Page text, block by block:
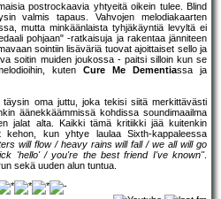
postrockaavia yhtyeitä oikein tulee. Blind
valmis tapaus. Vahvojen melodiakaarten
mutta minkäänlaista tyhjäkäyntiä levyltä ei
pohjaan" -ratkaisuja ja rakentaa jänniteen
sointiin lisäväriä tuovat ajoittaiset sello ja
soitin muiden joukossa - paitsi silloin kun se
kuten Cure Me Dementiassa ja
täysin oma juttu, joka tekisi siitä merkittävästi
äänekkäämmissä kohdissa soundimaailma
jalat alta. Kaikki tämä kritiikki jää kuitenkin
kun yhtye laulaa Sixth-kappaleessa
will flow / heavy rains will fall / we all will go
'hello' / you're the best friend I've known".
sekä uuden alun tuntua.